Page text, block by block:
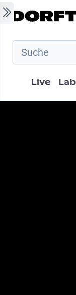
Skip to main content
Live Lab